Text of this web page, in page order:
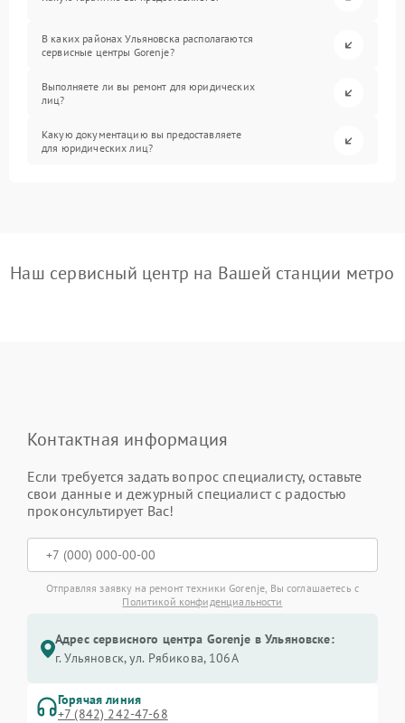
В каких районах Ульяновска располагаются
сервисные центры Gorenje?
Выполняете ли вы ремонт для юридических
лиц?
Какую документацию вы предоставляете
для юридических лиц?
Наш сервисный центр на Вашей станции метро
Контактная информация
Если требуется задать вопрос специалисту, оставьте
свои данные и дежурный специалист с радостью
проконсультирует Вас!
Отправляя заявку на ремонт техники Gorenje, Вы соглашаетесь с
Политикой конфиденциальности
Адрес сервисного центра Gorenje в Ульяновске:
г. Ульяновск, ул. Рябикова, 106А
Горячая линия
+7 (842) 242-47-68